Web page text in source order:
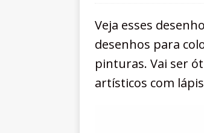
Veja esses
desenhos para
pinturas. Vai ser
artísticos com